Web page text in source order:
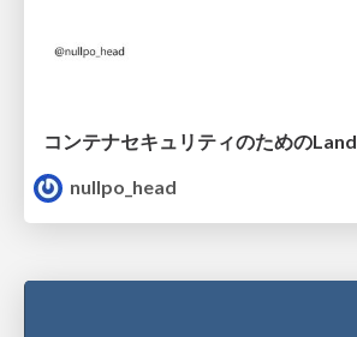
コンテナセキュリティのための
nullpo_head